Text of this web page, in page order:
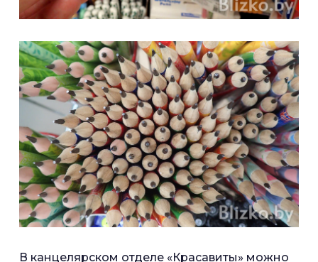
В канцелярском отделе «Красавиты» можно